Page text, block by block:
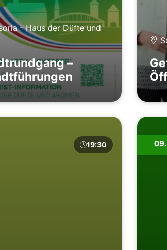
- Haus der Düfte und
–
19:30